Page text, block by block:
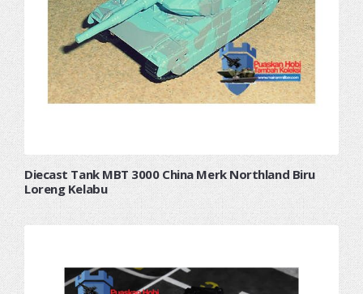
Diecast Tank MBT 3000 China Merk Northland Biru
Loreng Kelabu